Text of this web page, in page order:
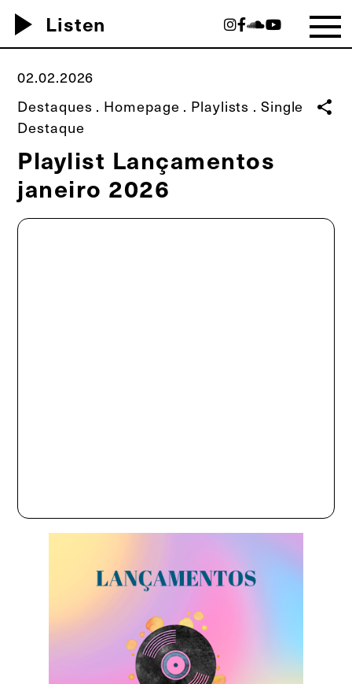
play_arrow Listen
02.02.2026
Destaques . Homepage . Playlists . Single
Destaque
share
Playlist Lançamentos
janeiro 2026